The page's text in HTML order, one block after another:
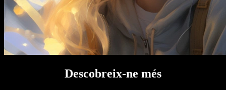
Descobreix-ne més